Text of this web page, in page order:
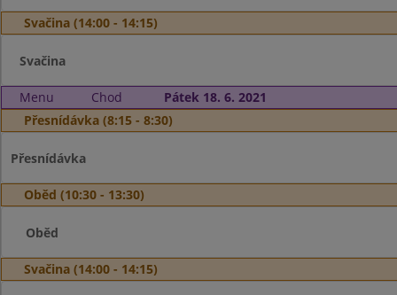
Svačina (14:00 - 14:15)
Svačina
Menu Chod
Pátek 18. 6. 2021
Přesnídávka (8:15 - 8:30)
Přesnídávka
Oběd (10:30 - 13:30)
Oběd
Svačina (14:00 - 14:15)